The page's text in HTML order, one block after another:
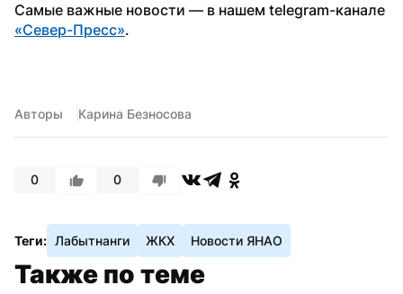
«Север-Пресс».
Авторы Карина Безносова
0 0
Теги: Лабытнанги ЖКХ Новости ЯНАО
Также по теме